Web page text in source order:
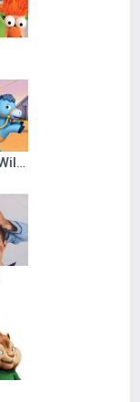
Sherrif Callies Wilde Westen